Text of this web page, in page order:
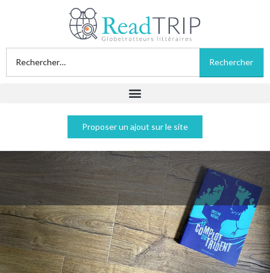
Proposer un ajout sur le site
Le complot du trident - Tristan Koëgel
Acheter sur Amazon Acheter sur Fnac